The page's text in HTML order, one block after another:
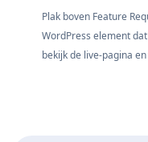
Plak boven Feature
WordPress element
bekijk de live-pagina